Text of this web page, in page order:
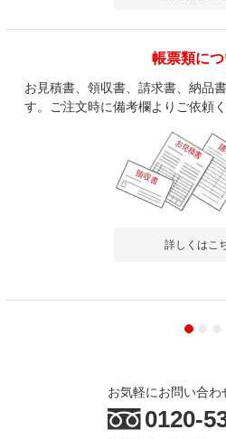
帳票類に
お見積書、領収書、請求書、納品
す。ご注文時に備考欄よりご依頼く
詳しくはこ
お気軽にお問い合わ
0120-